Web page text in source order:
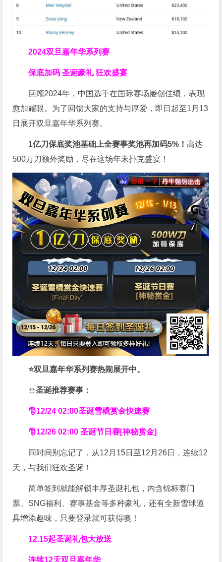
2024双旦嘉年华系列赛
保底加码 圣诞豪礼 狂欢盛宴
回顾2024年，中国选手在国际赛场屡创佳绩，表现
愈加耀眼。为了回馈大家的支持与厚爱，即日起至1月13
日展开双旦嘉年华系列赛。
1亿刀保底奖池基础上全赛事奖池再加码5% ！高达
500万刀额外奖励，尽在这场年末扑克盛宴！
⭐双旦嘉年华系列赛热闹展开中。
⛄圣诞推荐赛事：
🎅12/24 02:00圣诞雪橇赏金快速赛
🎅12/26 02:00 圣诞节日赛[神秘赏金]
同时间别忘记了，从12月15日至12月26日，连续12
天，与我们狂欢圣诞！
简单签到就能解锁丰厚圣诞礼包，内含锦标赛门
票、SNG福利、赛事基金等多种豪礼，还有全新雪球道
具增添趣味，只要登录就可获得噢！
12.15起圣诞礼包大放送
连续12天双旦嘉年华